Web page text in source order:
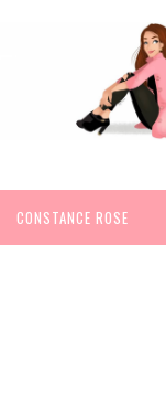
CONSTANCE ROSE